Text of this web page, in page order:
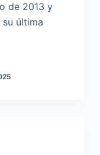
de 2013 y
última